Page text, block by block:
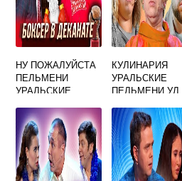
НУ ПОЖАЛУЙСТА
ПЕЛЬМЕНИ
УРАЛЬСКИЕ
КУЛИНАРИЯ
УРАЛЬСКИЕ
ПЕЛЬМЕНИ УЛ